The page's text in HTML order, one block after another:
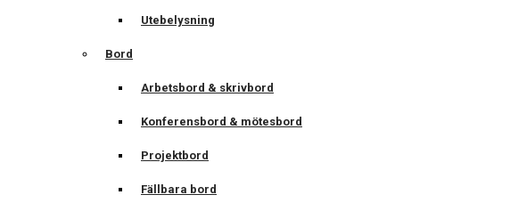
Utebelysning
Bord
Arbetsbord & skrivbord
Konferensbord & mötesbord
Projektbord
Fällbara bord